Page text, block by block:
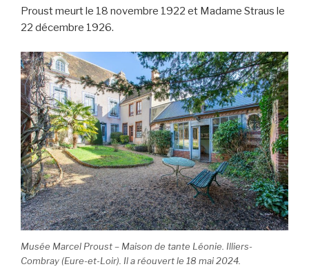
Proust meurt le 18 novembre 1922 et Madame Straus le
22 décembre 1926.
Musée Marcel Proust – Maison de tante Léonie. Illiers-
Combray (Eure-et-Loir). Il a réouvert le 18 mai 2024.